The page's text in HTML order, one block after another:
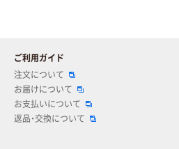
ご利用ガイド
注文について
お届けについて
お支払いについて
返品・交換について